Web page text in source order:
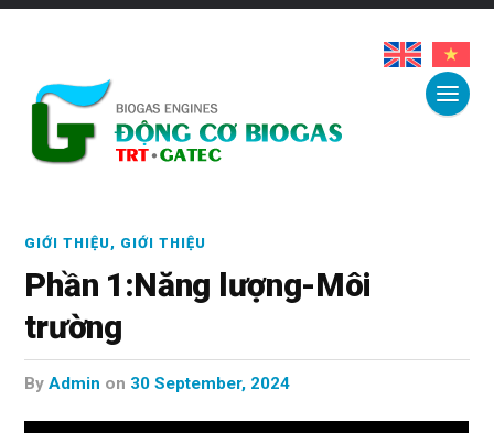
GIỚI THIỆU, GIỚI THIỆU
Phần 1:Năng lượng-Môi
trường
byAdmin on 30 September, 2024